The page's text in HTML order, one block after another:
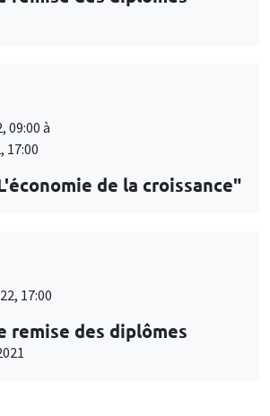
09:00 à
17:00
de la croissance"
17:00
remise des diplômes